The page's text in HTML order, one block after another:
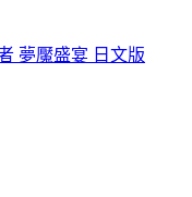
夢魘盛宴 日文版